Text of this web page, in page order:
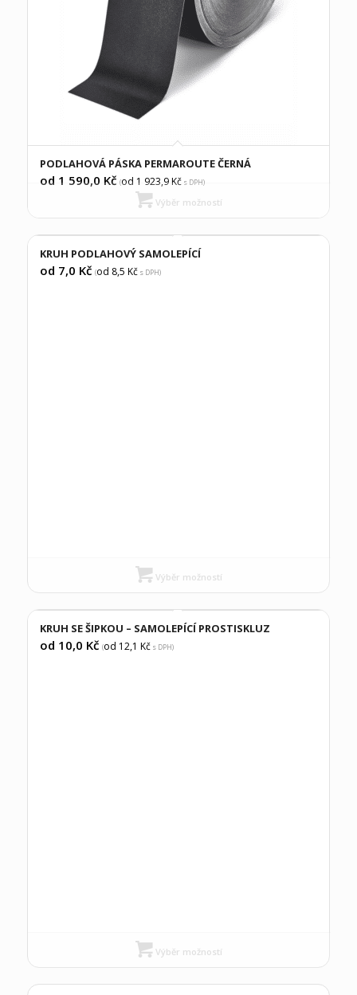
PODLAHOVÁ PÁSKA PERMAROUTE ČERNÁ
od 1 590,0 Kč (od 1 923,9Kčs DPH)
Výběr možností
KRUH PODLAHOVÝ SAMOLEPÍCÍ
od 7,0 Kč (od 8,5 Kčs DPH)
Výběr možností
KRUH SE ŠIPKOU – SAMOLEPÍCÍ PROSTISKLUZ
od 10,0 Kč (od 12,1 Kčs DPH)
Výběr možností